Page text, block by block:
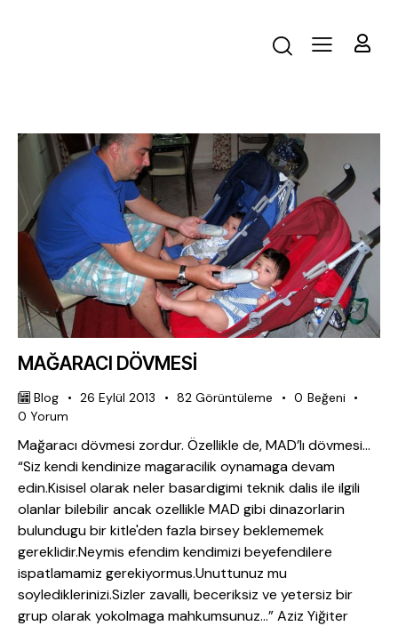
MAĞARACI DÖVMESİ
Blog 26 Eylül 2013 82 Görüntüleme 0 Beğeni
0 Yorum
Mağaracı dövmesi zordur. Özellikle de, MAD’lı dövmesi…
“Siz kendi kendinize magaracilik oynamaga devam
edin.Kisisel olarak neler basardigimi teknik dalis ile ilgili
olanlar bilebilir ancak ozellikle MAD gibi dinazorlarin
bulundugu bir kitle'den fazla birsey beklememek
gereklidir.Neymis efendim kendimizi beyefendilere
ispatlamamiz gerekiyormus.Unuttunuz mu
soylediklerinizi.Sizler zavalli, beceriksiz ve yetersiz bir
grup olarak yokolmaga mahkumsunuz...” Aziz Yiğiter